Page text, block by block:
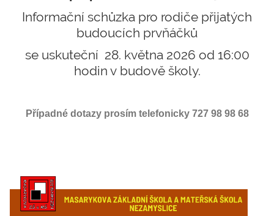
Informační schůzka pro rodiče přijatých
budoucích prvňáčků
se uskuteční 28. května 2026 od 16:00
hodin v budově školy.
Případné dotazy prosím telefonicky 727 98 98 68